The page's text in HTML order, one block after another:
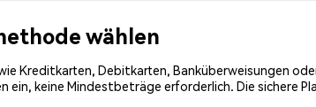
wählen
Kreditkarten, Debitkarten, Banküberweisungen
ein, keine Mindestbeträge erforderlich. Die sichere